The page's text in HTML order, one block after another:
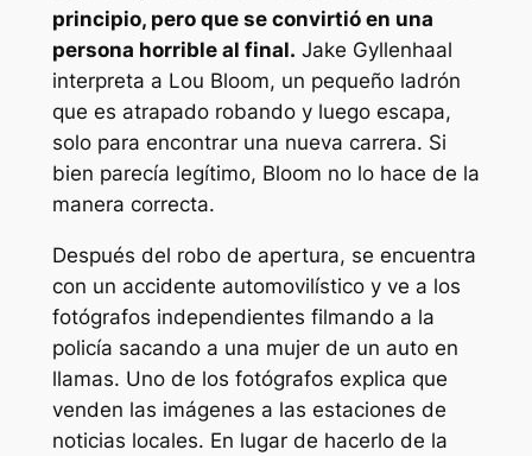
principio, pero que se convirtió en una
persona horrible al final. Jake Gyllenhaal
interpreta a Lou Bloom, un pequeño ladrón
que es atrapado robando y luego escapa,
solo para encontrar una nueva carrera. Si
bien parecía legítimo, Bloom no lo hace de la
manera correcta.
Después del robo de apertura, se encuentra
con un accidente automovilístico y ve a los
fotógrafos independientes filmando a la
policía sacando a una mujer de un auto en
llamas. Uno de los fotógrafos explica que
venden las imágenes a las estaciones de
noticias locales. En lugar de hacerlo de la